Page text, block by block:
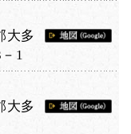
大多
1
大多